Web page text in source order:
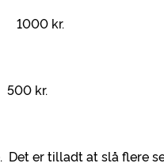
kr.
kr.
er tilladt at slå flere